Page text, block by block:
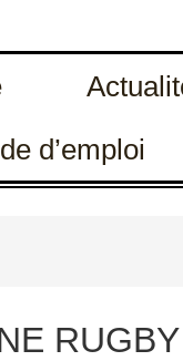
d’emploi
RUGBY